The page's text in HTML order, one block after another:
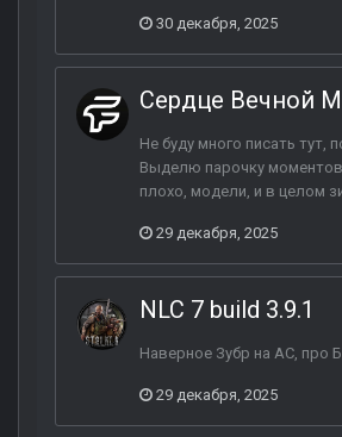
30 декабря, 2025
Сердце Вечной
Не буду много писать
Выделю парочку
плохо, модели, и в целом
29 декабря, 2025
NLC 7 build 3.9.1
Наверное Зубр на АС, про
29 декабря, 2025